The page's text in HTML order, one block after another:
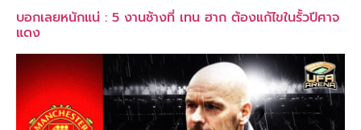
บอกเลยหนักแน่ : 5 งานช้างที่ เทน ฮาก ต้องแก้ไขในรั้วปีศาจ
แดง